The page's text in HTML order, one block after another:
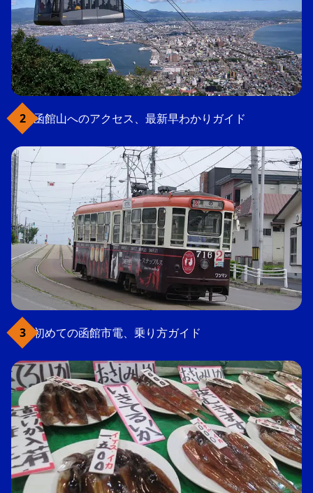
函館山へのアクセス、最新早わかりガイド
初めての函館市電、乗り方ガイド